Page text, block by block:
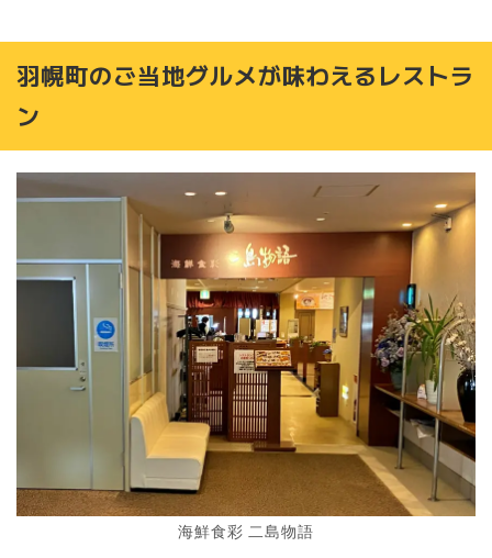
羽幌町のご当地グルメが味わえるレストラ
ン
海鮮食彩 二島物語